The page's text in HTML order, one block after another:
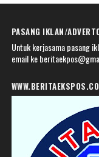
PASANG IKLAN/
Untuk kerjasama pasang
email ke